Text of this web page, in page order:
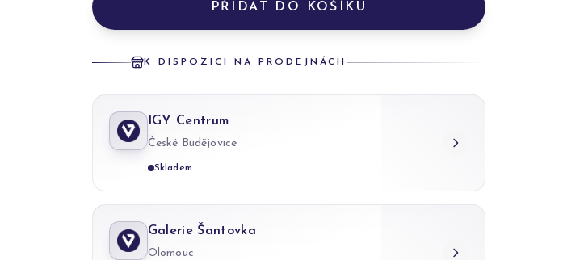
PŘIDAT DO KOŠÍKU
K DISPOZICI NA PRODEJNÁCH
IGY Centrum
České Budějovice
Skladem
Galerie Šantovka
Olomouc